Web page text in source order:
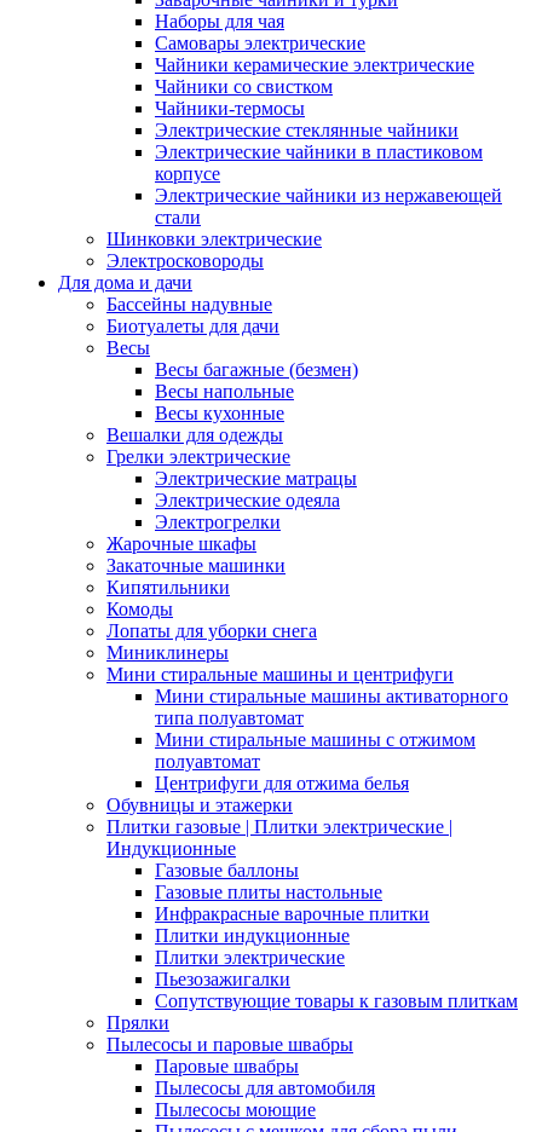
Наборы для чая
Самовары электрические
Чайники керамические электрические
Чайники со свистком
Чайники-термосы
Электрические стеклянные чайники
Электрические чайники в пластиковом
корпусе
Электрические чайники из нержавеющей
стали
Шинковки электрические
Электросковороды
Для дома и дачи
Бассейны надувные
Биотуалеты для дачи
Весы
Весы багажные (безмен)
Весы напольные
Весы кухонные
Вешалки для одежды
Грелки электрические
Электрические матрацы
Электрические одеяла
Электрогрелки
Жарочные шкафы
Закаточные машинки
Кипятильники
Комоды
Лопаты для уборки снега
Миниклинеры
Мини стиральные машины и центрифуги
Мини стиральные машины активаторного
типа полуавтомат
Мини стиральные машины с отжимом
полуавтомат
Центрифуги для отжима белья
Обувницы и этажерки
Плитки газовые | Плитки электрические |
Индукционные
Газовые баллоны
Газовые плиты настольные
Инфракрасные варочные плитки
Плитки индукционные
Плитки электрические
Пьезозажигалки
Сопутствующие товары к газовым плиткам
Прялки
Пылесосы и паровые швабры
Паровые швабры
Пылесосы для автомобиля
Пылесосы моющие